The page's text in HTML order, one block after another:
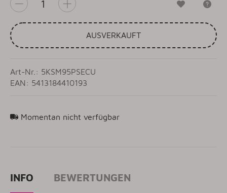
AUSVERKAUFT
Art-Nr.: 5KSM95PSECU
EAN: 5413184410193
Momentan nicht verfügbar
INFO BEWERTUNGEN